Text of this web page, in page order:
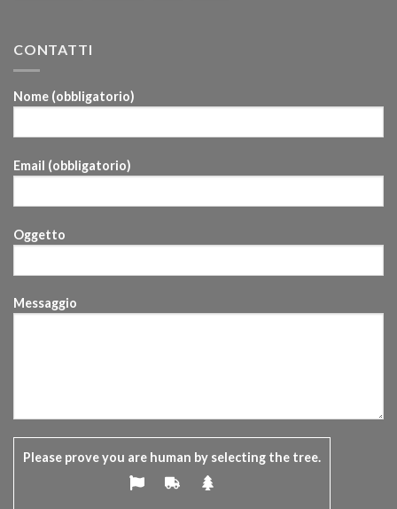
CONTATTI
Nome (obbligatorio)
Email (obbligatorio)
Oggetto
Messaggio
Please prove you are human by selecting the tree.